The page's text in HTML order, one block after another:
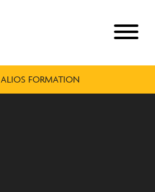
ALIOS FORMATION